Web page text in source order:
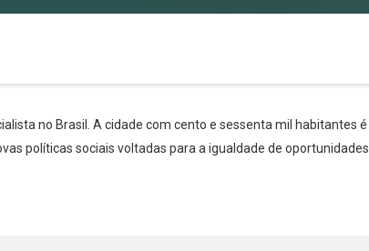
no Brasil. A cidade com cento e sessenta mil habitantes é
políticas sociais voltadas para a igualdade de oportunidades